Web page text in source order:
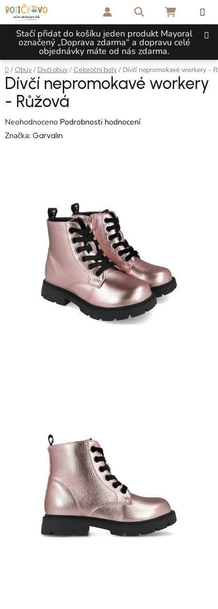
Přejít na obsah
Stačí přidat do košíku jeden produkt Mayoral
označený „Doprava zdarma“ a dopravu celé
objednávky máte od nás zdarma.
Hledat NÁKUPNÍ
Domů
/ Obuv / Dívčí obuv / Celoroční boty / Dívčí nepromokavé workery -
Dívčí nepromokavé workery
- Růžová
Průměrné hodnocení produktu je 0,0 z 5 hvězdiček.
Neohodnoceno Podrobnosti hodnocení
Značka: Garvalin